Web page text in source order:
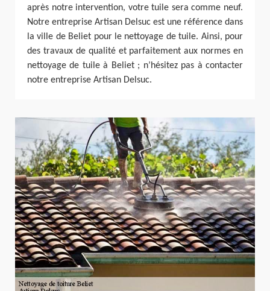
après notre intervention, votre tuile sera comme neuf.
Notre entreprise Artisan Delsuc est une référence dans
la ville de Beliet pour le nettoyage de tuile. Ainsi, pour
des travaux de qualité et parfaitement aux normes en
nettoyage de tuile à Beliet ; n’hésitez pas à contacter
notre entreprise Artisan Delsuc.